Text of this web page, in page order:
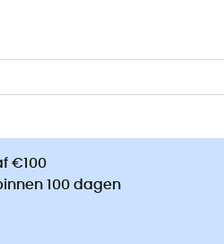
€100
100 dagen